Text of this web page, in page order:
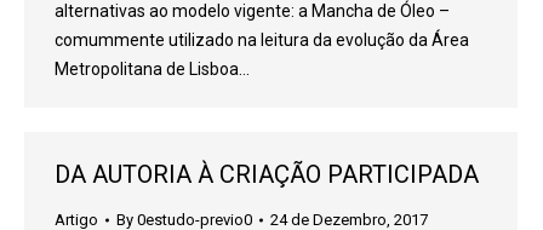
alternativas ao modelo vigente: a Mancha de Óleo –
comummente utilizado na leitura da evolução da Área
Metropolitana de Lisboa…
DA AUTORIA À CRIAÇÃO PARTICIPADA
Artigo By 0estudo-previo0 24 de Dezembro, 2017